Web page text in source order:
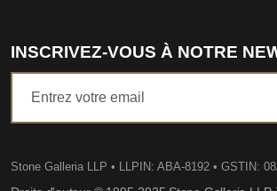
INSCRIVEZ-VOUS À NOTRE
Stone Galleria LLP • LLPIN: ABA-8192 • GSTIN: